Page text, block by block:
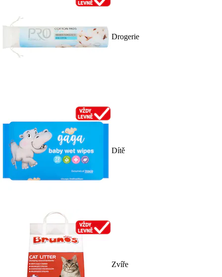
Drogerie
Dítě
Zvíře